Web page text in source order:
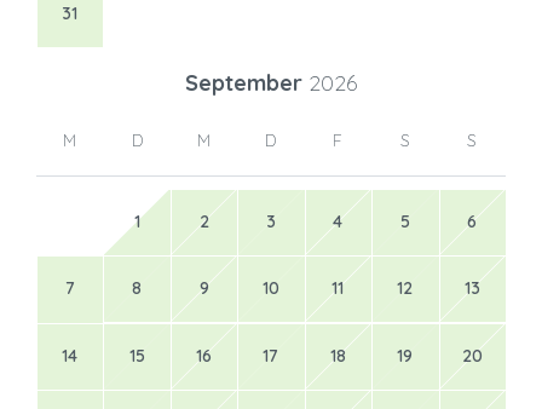
31
September 2026
M D M D F S S
1 2 3 4 5 6
7 8 9 10 11 12 13
14 15 16 17 18 19 20